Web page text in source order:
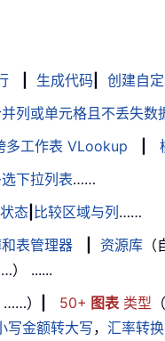
生成代码 创建自
列或单元格且不丢失数
多工作表 VLookup
下拉列表……
态 比较区域与列 ……
表管理器 资源库
） ......
……） 50+ 图表类型 （
写金额转大写， 汇率转换